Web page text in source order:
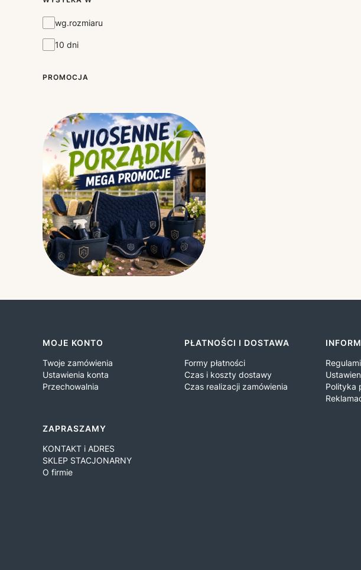
Wysyłka w
wg.rozmiaru
10 dni
PROMOCJA
Linki w stopce
MOJE KONTO
Twoje zamówienia
Ustawienia konta
Przechowalnia
PŁATNOŚCI I DOSTAWA
Formy płatności
Czas i koszty dostawy
Czas realizacji zamówienia
Polityka
ZAPRASZAMY
KONTAKT i ADRES
SKLEP STACJONARNY
O firmie